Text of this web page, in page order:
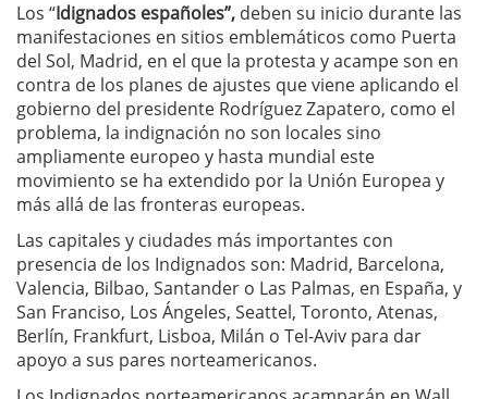
Los “Idignados españoles”, deben su inicio durante las
manifestaciones en sitios emblemáticos como Puerta
del Sol, Madrid, en el que la protesta y acampe son en
contra de los planes de ajustes que viene aplicando el
gobierno del presidente Rodríguez Zapatero, como el
problema, la indignación no son locales sino
ampliamente europeo y hasta mundial este
movimiento se ha extendido por la Unión Europea y
más allá de las fronteras europeas.
Las capitales y ciudades más importantes con
presencia de los Indignados son: Madrid, Barcelona,
Valencia, Bilbao, Santander o Las Palmas, en España, y
San Franciso, Los Ángeles, Seattel, Toronto, Atenas,
Berlín, Frankfurt, Lisboa, Milán o Tel-Aviv para dar
apoyo a sus pares norteamericanos.